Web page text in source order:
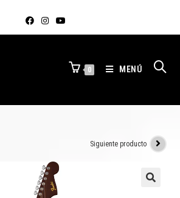
0 MENÚ
Siguiente producto